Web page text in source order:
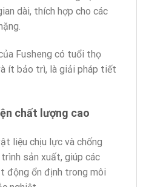
dài, thích hợp cho các
Fusheng có tuổi thọ
ít bảo trì, là giải pháp tiết
chất lượng cao
liệu chịu lực và chống
sản xuất, giúp các
động ổn định trong môi